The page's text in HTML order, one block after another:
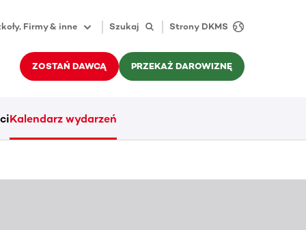
Firmy & inne Szukaj Strony DKMS
ZOSTAŃ DAWCĄ PRZEKAŻ DAROWIZNĘ
Kalendarz wydarzeń